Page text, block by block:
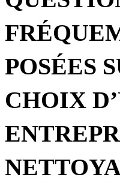
POSÉES
CHOIX